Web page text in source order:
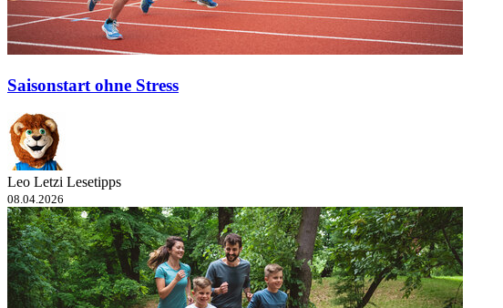
Saisonstart ohne Stress
Leo Letzi Lesetipps
08.04.2026